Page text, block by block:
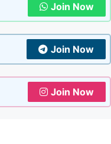
Join Now
Join Now
Join Now